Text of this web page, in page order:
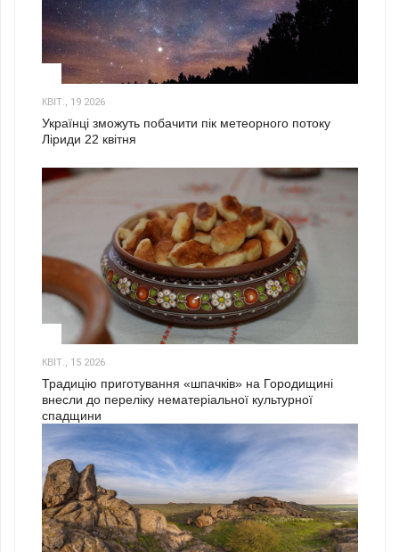
КВІТ., 19 2026
Українці зможуть побачити пік метеорного потоку
Ліриди 22 квітня
КВІТ., 15 2026
Традицію приготування «шпачків» на Городищині
внесли до переліку нематеріальної культурної
спадщини